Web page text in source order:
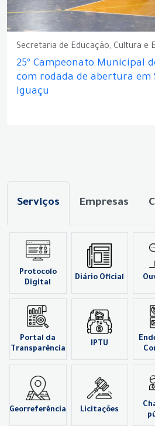
Secretaria de Educação, Cultura e
25º Campeonato Municipal
com rodada de abertura em
Iguaçu
Serviços Empresas
Protocolo
Digital
Diário Oficial
Portal da
Transparência
IPTU
Georreferência Licitações